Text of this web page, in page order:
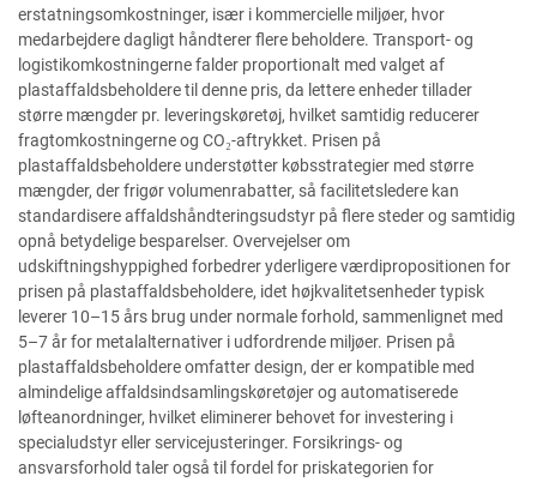
erstatningsomkostninger, især i kommercielle miljøer, hvor
medarbejdere dagligt håndterer flere beholdere. Transport- og
logistikomkostningerne falder proportionalt med valget af
plastaffaldsbeholdere til denne pris, da lettere enheder tillader
større mængder pr. leveringskøretøj, hvilket samtidig reducerer
fragtomkostningerne og CO₂-aftrykket. Prisen på
plastaffaldsbeholdere understøtter købsstrategier med større
mængder, der frigør volumenrabatter, så facilitetsledere kan
standardisere affaldshåndteringsudstyr på flere steder og samtidig
opnå betydelige besparelser. Overvejelser om
udskiftningshyppighed forbedrer yderligere værdipropositionen for
prisen på plastaffaldsbeholdere, idet højkvalitetsenheder typisk
leverer 10–15 års brug under normale forhold, sammenlignet med
5–7 år for metalalternativer i udfordrende miljøer. Prisen på
plastaffaldsbeholdere omfatter design, der er kompatible med
almindelige affaldsindsamlingskøretøjer og automatiserede
løfteanordninger, hvilket eliminerer behovet for investering i
specialudstyr eller servicejusteringer. Forsikrings- og
ansvarsforhold taler også til fordel for priskategorien for